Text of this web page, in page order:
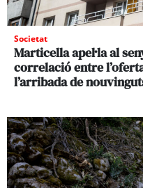
Societat
Marticella apel·la al
correlació entre
l’arribada de